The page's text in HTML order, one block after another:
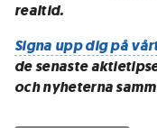
realtid.
Signa upp dig på
de senaste
och nyheterna